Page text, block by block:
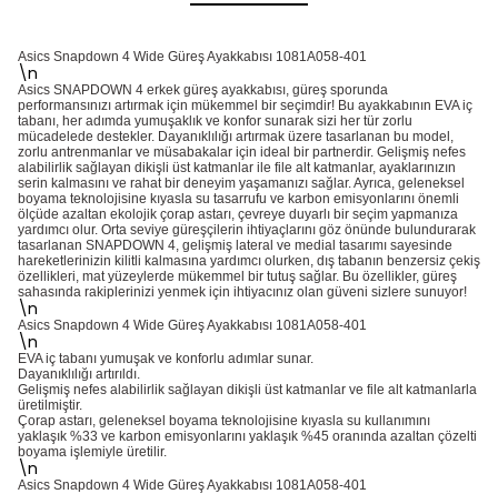
Asics Snapdown 4 Wide Güreş Ayakkabısı 1081A058-401
\n
Asics SNAPDOWN 4 erkek güreş ayakkabısı, güreş sporunda
performansınızı artırmak için mükemmel bir seçimdir! Bu ayakkabının EVA iç
tabanı, her adımda yumuşaklık ve konfor sunarak sizi her tür zorlu
mücadelede destekler. Dayanıklılığı artırmak üzere tasarlanan bu model,
zorlu antrenmanlar ve müsabakalar için ideal bir partnerdir. Gelişmiş nefes
alabilirlik sağlayan dikişli üst katmanlar ile file alt katmanlar, ayaklarınızın
serin kalmasını ve rahat bir deneyim yaşamanızı sağlar. Ayrıca, geleneksel
boyama teknolojisine kıyasla su tasarrufu ve karbon emisyonlarını önemli
ölçüde azaltan ekolojik çorap astarı, çevreye duyarlı bir seçim yapmanıza
yardımcı olur. Orta seviye güreşçilerin ihtiyaçlarını göz önünde bulundurarak
tasarlanan SNAPDOWN 4, gelişmiş lateral ve medial tasarımı sayesinde
hareketlerinizin kilitli kalmasına yardımcı olurken, dış tabanın benzersiz çekiş
özellikleri, mat yüzeylerde mükemmel bir tutuş sağlar. Bu özellikler, güreş
sahasında rakiplerinizi yenmek için ihtiyacınız olan güveni sizlere sunuyor!
\n
Asics Snapdown 4 Wide Güreş Ayakkabısı 1081A058-401
\n
EVA iç tabanı yumuşak ve konforlu adımlar sunar.
Dayanıklılığı artırıldı.
Gelişmiş nefes alabilirlik sağlayan dikişli üst katmanlar ve file alt katmanlarla
üretilmiştir.
Çorap astarı, geleneksel boyama teknolojisine kıyasla su kullanımını
yaklaşık %33 ve karbon emisyonlarını yaklaşık %45 oranında azaltan çözelti
boyama işlemiyle üretilir.
\n
Asics Snapdown 4 Wide Güreş Ayakkabısı 1081A058-401